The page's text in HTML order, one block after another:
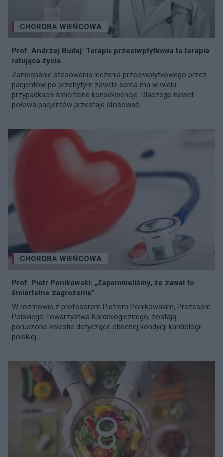
CHOROBA WIEŃCOWA
Prof. Andrzej Budaj: Terapia przeciwpłytkowa to terapia
ratująca życie
Zaniechanie stosowania leczenia przeciwpłytkowego przez
pacjentów po przebytym zawale serca ma w wielu
przypadkach śmiertelne konsekwencje. Dlaczego nawet
połowa pacjentów przestaje stosować...
CHOROBA WIEŃCOWA
Prof. Piotr Ponikowski: „Zapomnieliśmy, że zawał to
śmiertelne zagrożenie”
W rozmowie z profesorem Piotrem Ponikowskim, Prezesem
Polskiego Towarzystwa Kardiologicznego, zostają
poruszone kwestie dotyczące obecnej kondycji kardiologii
polskiej.